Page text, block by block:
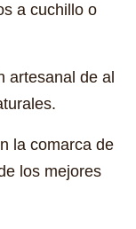
a cuchillo o
artesanal de al
la comarca de
los mejores